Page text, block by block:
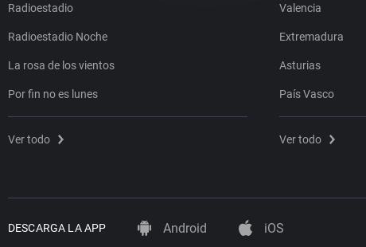
Radioestadio
Radioestadio Noche
La rosa de los vientos
Por fin no es lunes
Ver todo
Valencia
Extremadura
Asturias
País Vasco
Ver todo
DESCARGA LA APP Android iOS